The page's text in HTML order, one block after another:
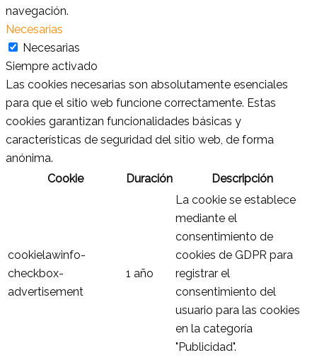
navegación.
Necesarias
Necesarias
Siempre activado
Las cookies necesarias son absolutamente esenciales
para que el sitio web funcione correctamente. Estas
cookies garantizan funcionalidades básicas y
características de seguridad del sitio web, de forma
anónima.
Cookie
Duración Descripción
cookielawinfo-
checkbox-
advertisement
1 año
La cookie se establece
mediante el
consentimiento de
cookies de GDPR para
registrar el
consentimiento del
usuario para las cookies
en la categoría
"Publicidad".